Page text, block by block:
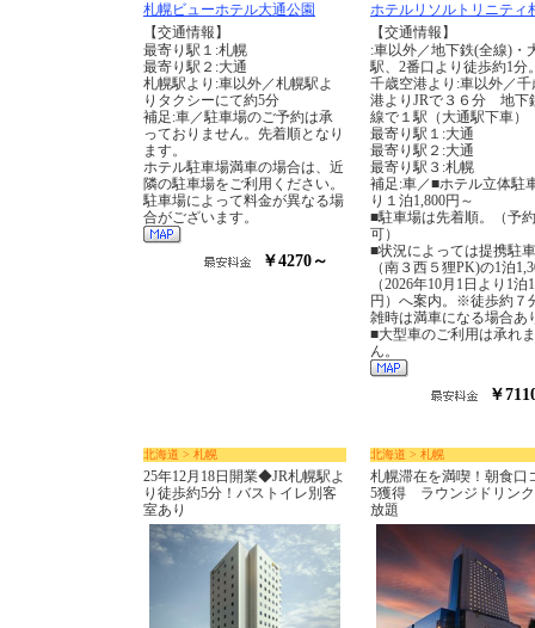
札幌ビューホテル大通公園
【交通情報】
最寄り駅１:札幌
最寄り駅２:大通
札幌駅より:車以外／札幌駅よ
りタクシーにて約5分
補足:車／駐車場のご予約は承
っておりません。先着順となり
ます。
ホテル駐車場満車の場合は、近
隣の駐車場をご利用ください。
駐車場によって料金が異なる場
合がございます。
￥4270～
ホテルリソルトリニティ
【交通情報】
:車以外／地下鉄(全線)・
駅、2番口より徒歩約1分
千歳空港より:車以外／千
港よりJRで３６分 地下
線で１駅（大通駅下車）
最寄り駅１:大通
最寄り駅２:大通
最寄り駅３:札幌
補足:車／■ホテル立体駐
り１泊1,800円～
■駐車場は先着順。（予
可）
■状況によっては提携駐
（南３西５狸PK)の1泊
（2026年10月1日より1泊
円）へ案内。※徒歩約７
雑時は満車になる場合あ
■大型車のご利用は承れ
ん。
￥
北海道 > 札幌
25年12月18日開業◆JR札幌駅よ
り徒歩約5分！バストイレ別客
室あり
北海道 > 札幌
札幌滞在を満喫！朝食口
5獲得 ラウンジドリン
放題